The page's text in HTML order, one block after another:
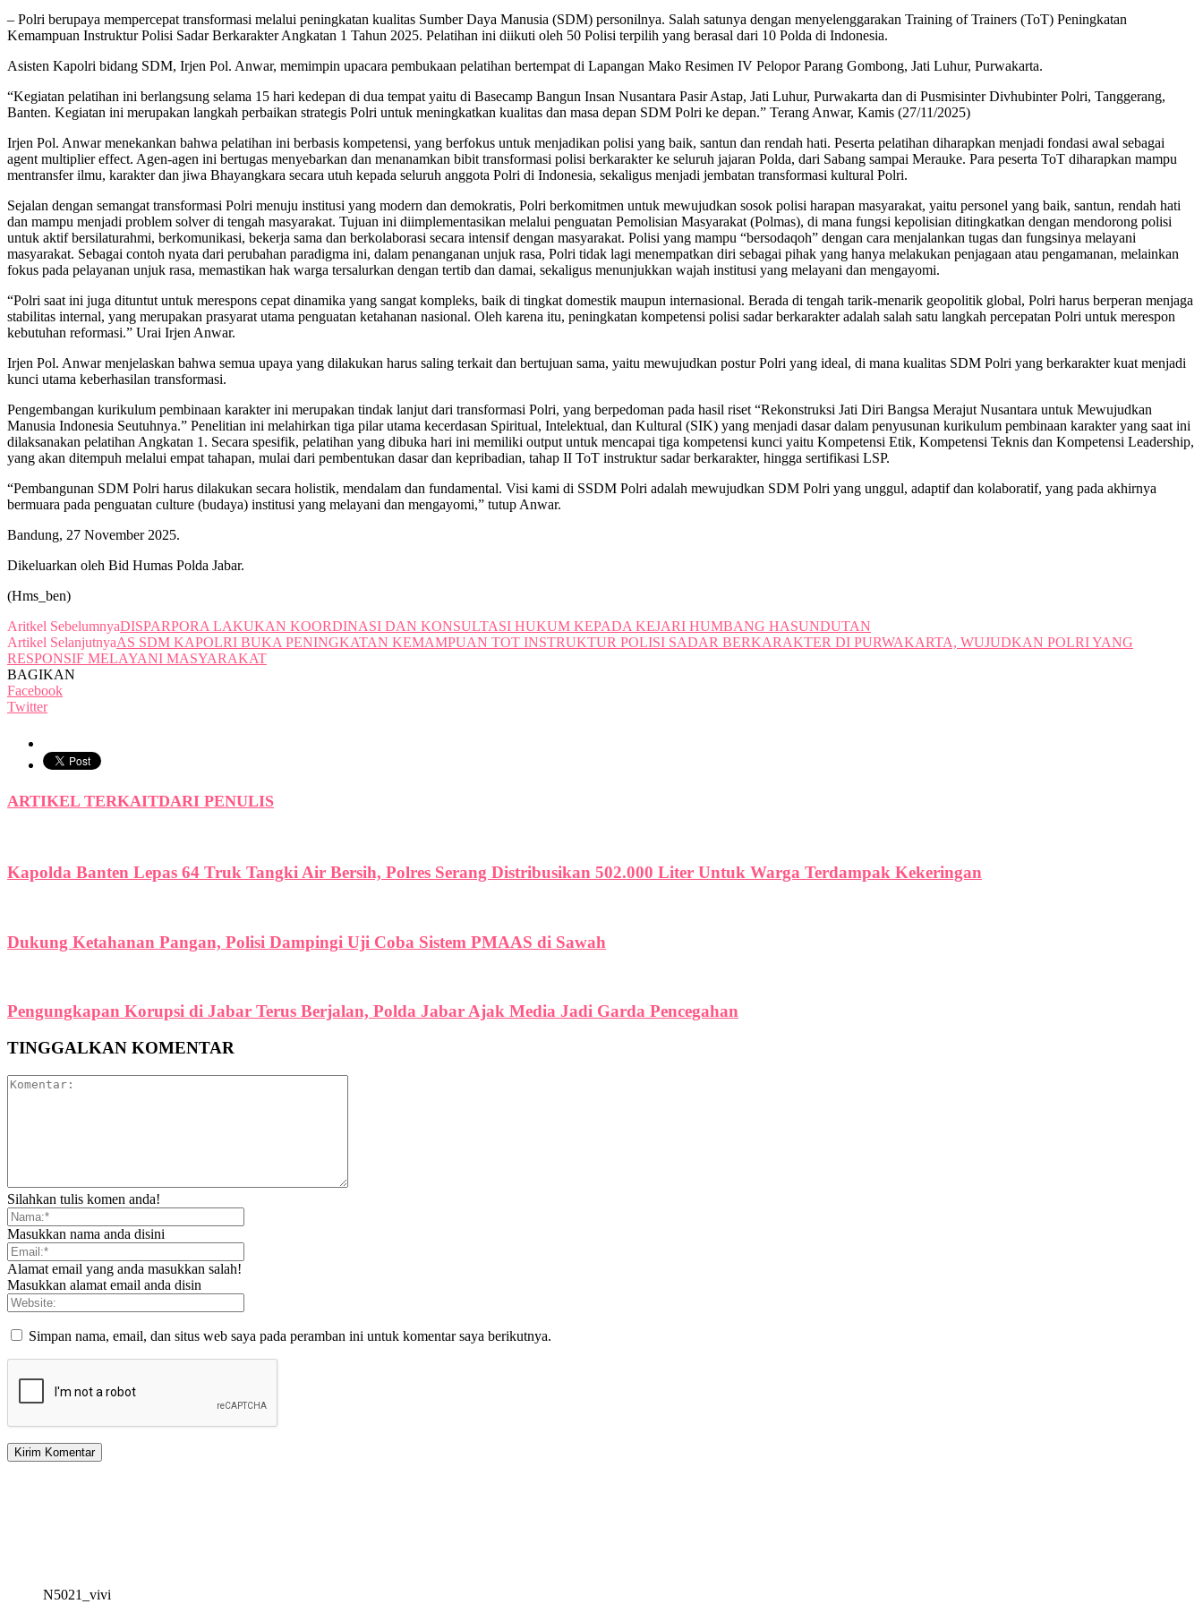
– Polri berupaya mempercepat transformasi melalui peningkatan kualitas Sumber Daya Manusia (SDM) personilnya. Salah satunya dengan menyelenggarakan Training of Trainers (ToT) Peningkatan
Kemampuan Instruktur Polisi Sadar Berkarakter Angkatan 1 Tahun 2025. Pelatihan ini diikuti oleh 50 Polisi terpilih yang berasal dari 10 Polda di Indonesia.
Asisten Kapolri bidang SDM, Irjen Pol. Anwar, memimpin upacara pembukaan pelatihan bertempat di Lapangan Mako Resimen IV Pelopor Parang Gombong, Jati Luhur, Purwakarta.
“Kegiatan pelatihan ini berlangsung selama 15 hari kedepan di dua tempat yaitu di Basecamp Bangun Insan Nusantara Pasir Astap, Jati Luhur, Purwakarta dan di Pusmisinter Divhubinter Polri, Tanggerang,
Banten. Kegiatan ini merupakan langkah perbaikan strategis Polri untuk meningkatkan kualitas dan masa depan SDM Polri ke depan.” Terang Anwar, Kamis (27/11/2025)
Irjen Pol. Anwar menekankan bahwa pelatihan ini berbasis kompetensi, yang berfokus untuk menjadikan polisi yang baik, santun dan rendah hati. Peserta pelatihan diharapkan menjadi fondasi awal sebagai
agent multiplier effect. Agen-agen ini bertugas menyebarkan dan menanamkan bibit transformasi polisi berkarakter ke seluruh jajaran Polda, dari Sabang sampai Merauke. Para peserta ToT diharapkan mampu
mentransfer ilmu, karakter dan jiwa Bhayangkara secara utuh kepada seluruh anggota Polri di Indonesia, sekaligus menjadi jembatan transformasi kultural Polri.
Sejalan dengan semangat transformasi Polri menuju institusi yang modern dan demokratis, Polri berkomitmen untuk mewujudkan sosok polisi harapan masyarakat, yaitu personel yang baik, santun, rendah hati
dan mampu menjadi problem solver di tengah masyarakat. Tujuan ini diimplementasikan melalui penguatan Pemolisian Masyarakat (Polmas), di mana fungsi kepolisian ditingkatkan dengan mendorong polisi
untuk aktif bersilaturahmi, berkomunikasi, bekerja sama dan berkolaborasi secara intensif dengan masyarakat. Polisi yang mampu “bersodaqoh” dengan cara menjalankan tugas dan fungsinya melayani
masyarakat. Sebagai contoh nyata dari perubahan paradigma ini, dalam penanganan unjuk rasa, Polri tidak lagi menempatkan diri sebagai pihak yang hanya melakukan penjagaan atau pengamanan, melainkan
fokus pada pelayanan unjuk rasa, memastikan hak warga tersalurkan dengan tertib dan damai, sekaligus menunjukkan wajah institusi yang melayani dan mengayomi.
“Polri saat ini juga dituntut untuk merespons cepat dinamika yang sangat kompleks, baik di tingkat domestik maupun internasional. Berada di tengah tarik-menarik geopolitik global, Polri harus berperan menjaga
stabilitas internal, yang merupakan prasyarat utama penguatan ketahanan nasional. Oleh karena itu, peningkatan kompetensi polisi sadar berkarakter adalah salah satu langkah percepatan Polri untuk merespon
kebutuhan reformasi.” Urai Irjen Anwar.
Irjen Pol. Anwar menjelaskan bahwa semua upaya yang dilakukan harus saling terkait dan bertujuan sama, yaitu mewujudkan postur Polri yang ideal, di mana kualitas SDM Polri yang berkarakter kuat menjadi
kunci utama keberhasilan transformasi.
Pengembangan kurikulum pembinaan karakter ini merupakan tindak lanjut dari transformasi Polri, yang berpedoman pada hasil riset “Rekonstruksi Jati Diri Bangsa Merajut Nusantara untuk Mewujudkan
Manusia Indonesia Seutuhnya.” Penelitian ini melahirkan tiga pilar utama kecerdasan Spiritual, Intelektual, dan Kultural (SIK) yang menjadi dasar dalam penyusunan kurikulum pembinaan karakter yang saat ini
dilaksanakan pelatihan Angkatan 1. Secara spesifik, pelatihan yang dibuka hari ini memiliki output untuk mencapai tiga kompetensi kunci yaitu Kompetensi Etik, Kompetensi Teknis dan Kompetensi Leadership,
yang akan ditempuh melalui empat tahapan, mulai dari pembentukan dasar dan kepribadian, tahap II ToT instruktur sadar berkarakter, hingga sertifikasi LSP.
“Pembangunan SDM Polri harus dilakukan secara holistik, mendalam dan fundamental. Visi kami di SSDM Polri adalah mewujudkan SDM Polri yang unggul, adaptif dan kolaboratif, yang pada akhirnya
bermuara pada penguatan culture (budaya) institusi yang melayani dan mengayomi,” tutup Anwar.
Bandung, 27 November 2025.
Dikeluarkan oleh Bid Humas Polda Jabar.
(Hms_ben)
Aritkel SebelumnyaDISPARPORA LAKUKAN KOORDINASI DAN KONSULTASI HUKUM KEPADA KEJARI HUMBANG HASUNDUTAN
Artikel SelanjutnyaAS SDM KAPOLRI BUKA PENINGKATAN KEMAMPUAN TOT INSTRUKTUR POLISI SADAR BERKARAKTER DI PURWAKARTA, WUJUDKAN POLRI YANG
RESPONSIF MELAYANI MASYARAKAT
BAGIKAN
Facebook
Twitter
ARTIKEL TERKAITDARI PENULIS
Kapolda Banten Lepas 64 Truk Tangki Air Bersih, Polres Serang Distribusikan 502.000 Liter Untuk Warga Terdampak Kekeringan
Dukung Ketahanan Pangan, Polisi Dampingi Uji Coba Sistem PMAAS di Sawah
Pengungkapan Korupsi di Jabar Terus Berjalan, Polda Jabar Ajak Media Jadi Garda Pencegahan
TINGGALKAN KOMENTAR
Silahkan tulis komen anda!
Masukkan nama anda disini
Alamat email yang anda masukkan salah!
Masukkan alamat email anda disin
Simpan nama, email, dan situs web saya pada peramban ini untuk komentar saya berikutnya.
N5021_vivi